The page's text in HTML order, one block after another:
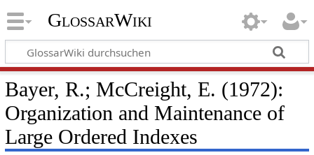
GlossarWiki
Bayer, R.; McCreight, E. (1972):
Organization and Maintenance of
Large Ordered Indexes